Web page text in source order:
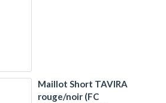
Maillot Short TAVIRA
rouge/noir (FC